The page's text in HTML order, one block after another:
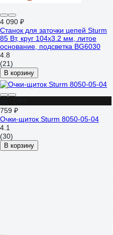
4 090 ₽
Станок для заточки цепей Sturm
85 Вт, круг 104x3.2 мм, литое
основание, подсветка BG6030
4.8
(21)
В корзину
759 ₽
Очки-щиток Sturm 8050-05-04
4.1
(30)
В корзину